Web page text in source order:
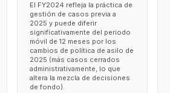
El FY2024 refleja la práctica de
gestión de casos previa a
2025 y puede diferir
significativamente del periodo
móvil de 12 meses por los
cambios de política de asilo de
2025 (más casos cerrados
administrativamente, lo que
altera la mezcla de decisiones
de fondo).